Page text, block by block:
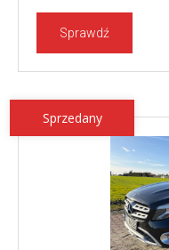
Sprawdź
Sprzedany